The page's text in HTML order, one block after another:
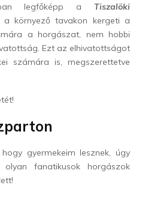
legfőképp a Tiszalöki
a környező tavakon kergeti a
a horgászat, nem hobbi
Ezt az elhivatottságot
számára is, megszerettetve
gyermekeim lesznek, úgy
fanatikusok horgászok